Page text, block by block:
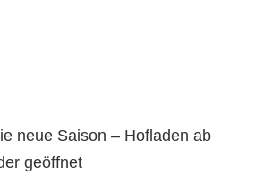
neue Saison – Hofladen ab
geöffnet